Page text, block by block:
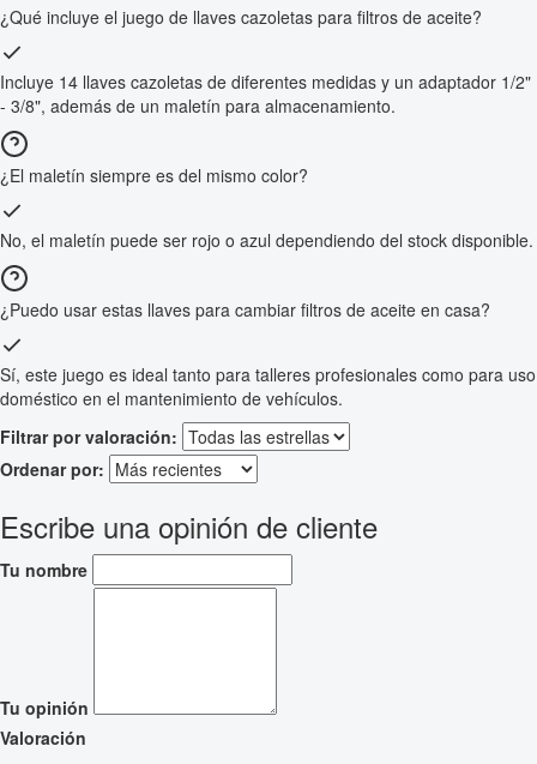
¿Qué incluye el juego de llaves cazoletas para filtros de aceite?
Incluye 14 llaves cazoletas de diferentes medidas y un adaptador 1/2"
- 3/8", además de un maletín para almacenamiento.
¿El maletín siempre es del mismo color?
No, el maletín puede ser rojo o azul dependiendo del stock disponible.
¿Puedo usar estas llaves para cambiar filtros de aceite en casa?
Sí, este juego es ideal tanto para talleres profesionales como para uso
doméstico en el mantenimiento de vehículos.
Filtrar por valoración:
Ordenar por:
Escribe una opinión de cliente
Tu nombre
Tu opinión
Valoración